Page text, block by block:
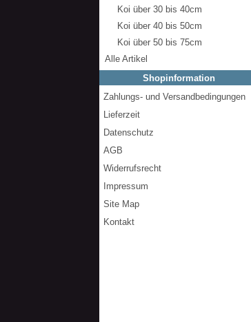
Koi über 30 bis 40cm
Koi über 40 bis 50cm
Koi über 50 bis 75cm
Alle Artikel
Shopinformation
Zahlungs- und Versandbedingungen
Lieferzeit
Datenschutz
AGB
Widerrufsrecht
Impressum
Site Map
Kontakt